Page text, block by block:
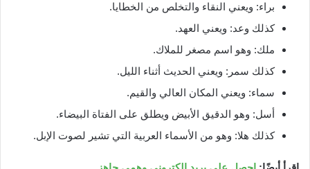
براء: ويعني النقاء والتخلص من الخطايا.
كذلك وعد: ويعني العهد.
ملك: وهو اسم مصغر للملاك.
كذلك سمر: ويعني الحديث أثناء الليل.
سماء: ويعني المكان العالي والقيم.
أسل: وهو الدقيق الأبيض ويطلق على الفتاة البيضاء.
كذلك هلا: وهو من الأسماء العربية التي تشير لصوت الإبل.